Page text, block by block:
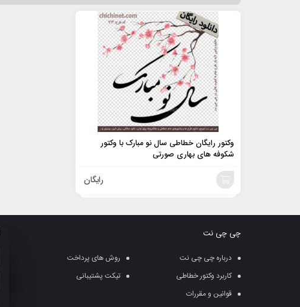
وکتور رایگان خطاطی سال نو مبارک با وکتور
شکوفه های بهاری صورتی
رایگان
چی چی نت
درباره چی چی نت
روش های پرداخت
کاربرد وکتور خطاطی
تیکت پشتیبانی
قوانین و مقررات